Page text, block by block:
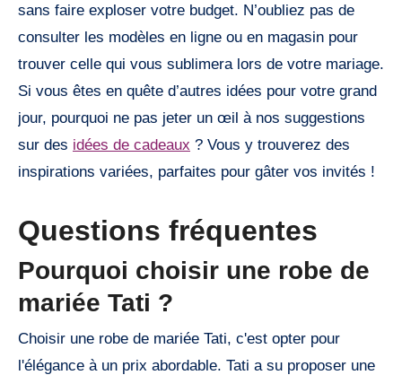
sans faire exploser votre budget. N’oubliez pas de
consulter les modèles en ligne ou en magasin pour
trouver celle qui vous sublimera lors de votre mariage.
Si vous êtes en quête d’autres idées pour votre grand
jour, pourquoi ne pas jeter un œil à nos suggestions
sur des idées de cadeaux ? Vous y trouverez des
inspirations variées, parfaites pour gâter vos invités !
Questions fréquentes
Pourquoi choisir une robe de
mariée Tati ?
Choisir une robe de mariée Tati, c'est opter pour
l'élégance à un prix abordable. Tati a su proposer une